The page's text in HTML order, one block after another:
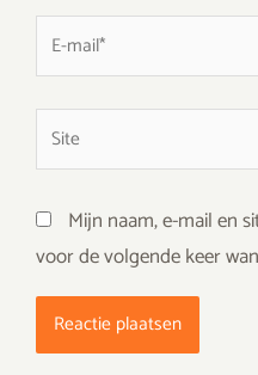
mail*
Site
Mijn naam, e-mail en
voor de volgende keer